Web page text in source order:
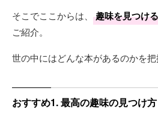
そこでここからは、 趣味を見つけ
ご紹介。
世の中にはどんな本があるのかを把
おすすめ1. 最高の趣味の見つけ方